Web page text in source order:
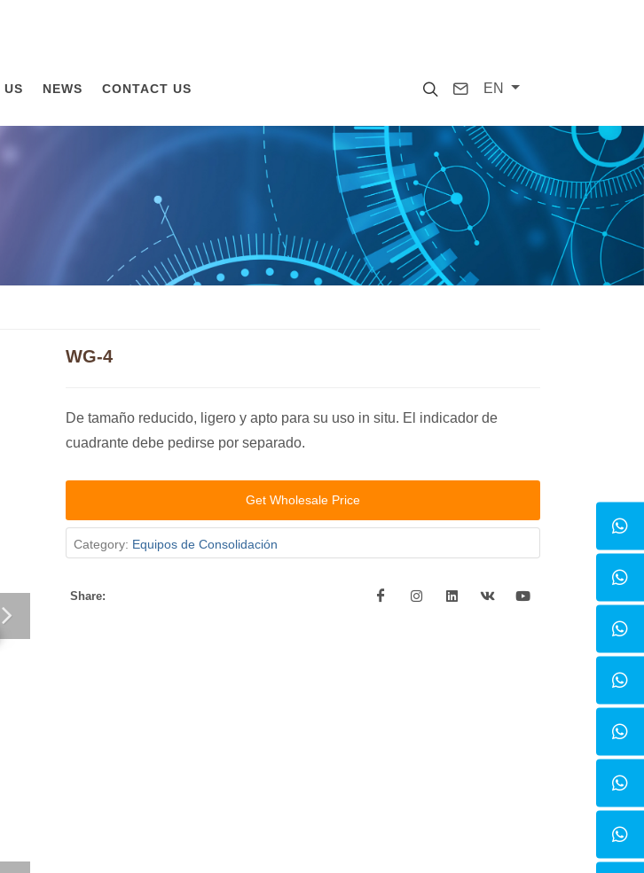
SearchContact
EN
US NEWS CONTACT US
WG-4
De tamaño reducido, ligero y apto para su uso in situ. El indicador de
cuadrante debe pedirse por separado.
Get Wholesale Price
Category: Equipos de Consolidación
Share: